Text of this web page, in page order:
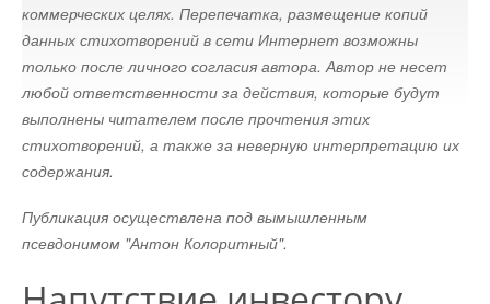
Стихотворения
Контакты
коммерческих целях. Перепечатка, размещение копий
данных стихотворений в сети Интернет возможны
только после личного согласия автора. Автор не несет
любой ответственности за действия, которые будут
выполнены читателем после прочтения этих
стихотворений, а также за неверную интерпретацию их
содержания.
Публикация осуществлена под вымышленным
псевдонимом "Антон Колоритный".